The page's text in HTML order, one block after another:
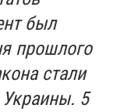
был
прошлого
стали
Украины. 5